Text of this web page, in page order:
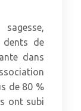
dents de
dans
de 80 %
ont subi